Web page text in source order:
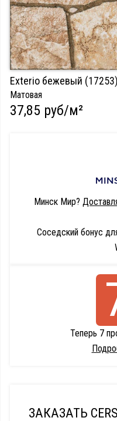
Exterio бежевый
Матовая
37,85 руб/м²
Минск Мир?
Соседский бонус
Теперь 7
ЗАКАЗАТЬ